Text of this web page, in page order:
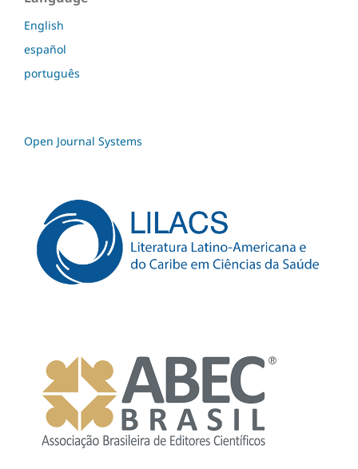
English
español
português
Open Journal Systems